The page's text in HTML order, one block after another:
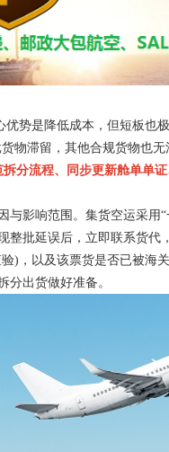
优势是降低成本，但短板
物滞留，其他合规货物也
分流程、同步更新舱单单
影响范围。集货空运采用“
整批延误后，立即联系货
)，以及该票货是否已被海
分出货做好准备。